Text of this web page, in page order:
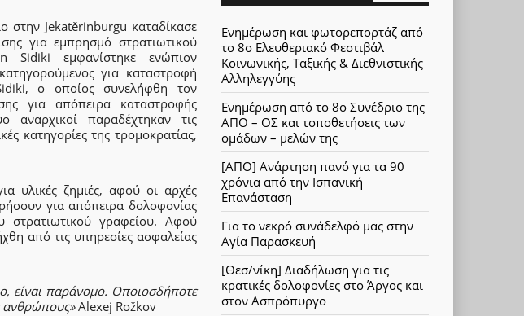
στην Jekatěrinburgu καταδίκασε
για εμπρησμό στρατιωτικού
εμφανίστηκε ενώπιον
για καταστροφή
ο οποίος συνελήφθη τον
για απόπειρα καταστροφής
αναρχικοί παραδέχτηκαν τις
κατηγορίες της τρομοκρατίας,
υλικές ζημιές, αφού οι αρχές
για απόπειρα δολοφονίας
στρατιωτικού γραφείου. Αφού
από τις υπηρεσίες ασφαλείας
είναι παράνομο. Οποιοσδήποτε
ανθρώπους»Alexej Rožkov
Ενημέρωση και φωτορεπορτάζ από
το 8ο Ελευθεριακό Φεστιβάλ
Κοινωνικής, Ταξικής & Διεθνιστικής
Αλληλεγγύης
Ενημέρωση από το 8ο Συνέδριο της
ΑΠΟ – ΟΣ και τοποθετήσεις των
ομάδων – μελών της
[ΑΠΟ] Ανάρτηση πανό για τα 90
χρόνια από την Ισπανική
Επανάσταση
Για το νεκρό συνάδελφό μας στην
Αγία Παρασκευή
[Θεσ/νίκη] Διαδήλωση για τις
κρατικές δολοφονίες στο Άργος και
στον Ασπρόπυργο